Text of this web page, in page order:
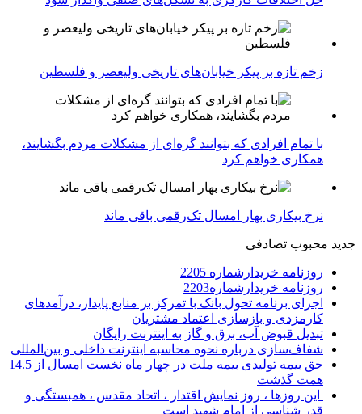
زخم تازه بر پیکر خیابان‌های تاریخی ولیعصر و فلسطین
با تمام افرادی که بتوانند گره‌ای از مشکلات مردم بگشایند،
همکاری خواهم کرد
نرخ بیکاری بهار امسال تک‌رقمی باقی ماند
جدید محبوب تصادفی
روزنامه خریدارشماره 2205
روزنامه خریدارشماره2203
اجرای برنامه تحول بانک با تمرکز بر منابع پایدار، درآمدهای
کارمزدی و بازسازی اعتماد مشتریان
تبدیل قبوض آب، برق و گاز به اینترنت رایگان
شفاف‌سازی درباره نحوه محاسبه اینترنت داخلی و بین‌المللی
حق بیمه تولیدی بیمه ملت در چهار ماه نخست امسال از 14.5
همت گذشت
این روزها ، روز نمایش اقتدار ، اتحاد مقدس ، همبستگی و
قدر شناسی از امام شهید است